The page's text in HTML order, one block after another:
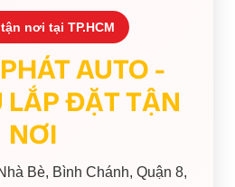
nơi tại TP.HCM
AUTO -
LẮP ĐẶT TẬN
NƠI
Bè, Bình Chánh, Quận 8,